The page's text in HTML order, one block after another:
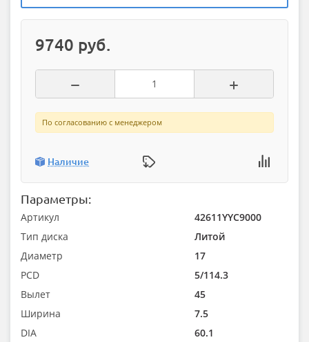
9740 руб.
По согласованию с менеджером
Наличие
Параметры:
Артикул
42611YYC9000
Тип диска
Литой
Диаметр
17
PCD
5/114.3
Вылет
45
Ширина
7.5
DIA
60.1